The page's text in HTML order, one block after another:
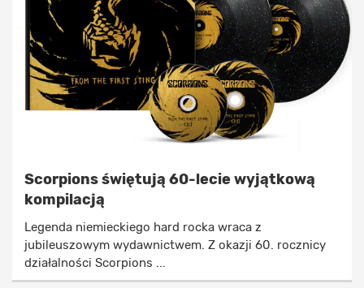
Scorpions świętują 60-lecie wyjątkową
kompilacją
Legenda niemieckiego hard rocka wraca z
jubileuszowym wydawnictwem. Z okazji 60. rocznicy
działalności Scorpions ...